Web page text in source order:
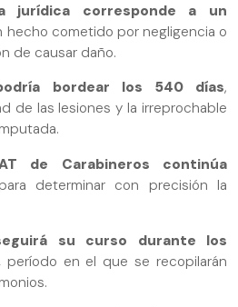
jurídica corresponde a un
hecho cometido por negligencia o
de causar daño.
bordear los 540 días,
de las lesiones y la irreprochable
de Carabineros continúa
determinar con precisión la
su curso durante los
período en el que se recopilarán